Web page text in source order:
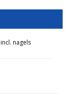
nagels